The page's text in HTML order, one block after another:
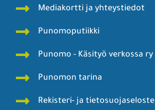
Mediakortti ja yhteystiedot
Punomoputiikki
Punomo - Käsityö verkossa ry
Punomon tarina
Rekisteri- ja tietosuojaseloste